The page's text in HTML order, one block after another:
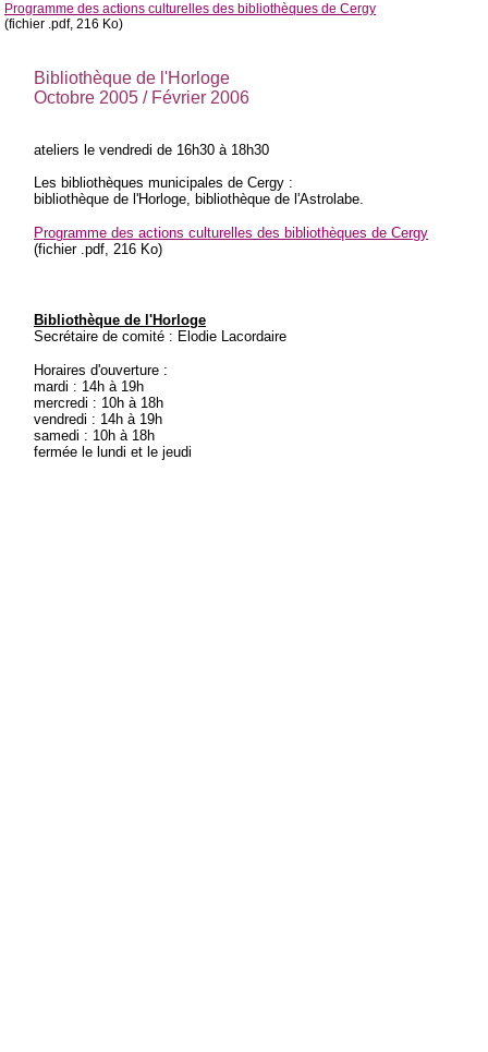
Programme des actions culturelles des bibliothèques de Cergy
(fichier .pdf, 216 Ko)
Bibliothèque de l'Horloge
Octobre 2005 / Février 2006
ateliers le vendredi de 16h30 à 18h30
Les bibliothèques municipales de Cergy :
bibliothèque de l'Horloge, bibliothèque de l'Astrolabe.
Programme des actions culturelles des bibliothèques de Cergy
(fichier .pdf, 216 Ko)
Bibliothèque de l'Horloge
Secrétaire de comité : Elodie Lacordaire
Horaires d'ouverture :
mardi : 14h à 19h
mercredi : 10h à 18h
vendredi : 14h à 19h
samedi : 10h à 18h
fermée le lundi et le jeudi